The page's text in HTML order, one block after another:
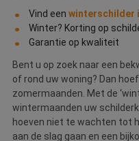
Contact
Magazines
Vind een winterschilder
Winter? Korting op
Garantie op kwaliteit
Bent u op zoek naar een
of rond uw woning? Dan
zomermaanden. Met de
wintermaanden uw
hoeven niet te wachten tot
aan de slag gaan en een